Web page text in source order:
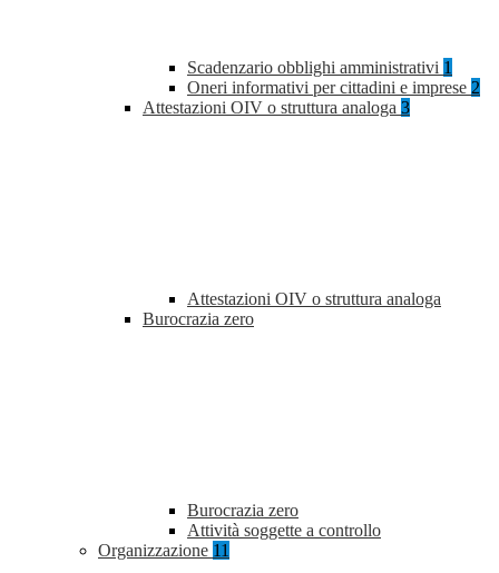
Scadenzario obblighi amministrativi 1
Oneri informativi per cittadini e imprese 2
Attestazioni OIV o struttura analoga 3
Attestazioni OIV o struttura analoga
Burocrazia zero
Burocrazia zero
Attività soggette a controllo
Organizzazione 11